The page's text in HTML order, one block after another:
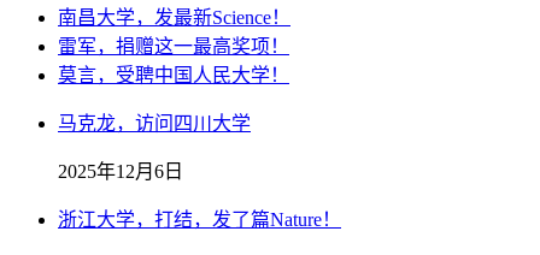
南昌大学，发最新Science！
雷军，捐赠这一最高奖项！
莫言，受聘中国人民大学！
马克龙，访问四川大学
2025年12月6日
浙江大学，打结，发了篇Nature！